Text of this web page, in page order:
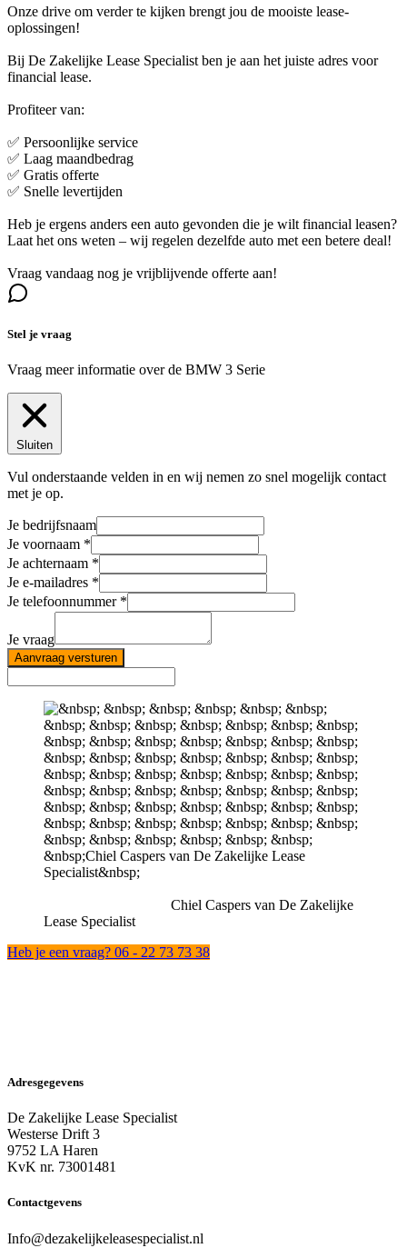
Onze drive om verder te kijken brengt jou de mooiste lease-
oplossingen!
Bij De Zakelijke Lease Specialist ben je aan het juiste adres voor
financial lease.
Profiteer van:
✅ Persoonlijke service
✅ Laag maandbedrag
✅ Gratis offerte
✅ Snelle levertijden
Heb je ergens anders een auto gevonden die je wilt financial leasen?
Laat het ons weten – wij regelen dezelfde auto met een betere deal!
Vraag vandaag nog je vrijblijvende offerte aan!
Stel je vraag
Vraag meer informatie over de BMW 3 Serie
Sluiten
Vul onderstaande velden in en wij nemen zo snel mogelijk contact
met je op.
Je bedrijfsnaam
Je voornaam
Je achternaam
Je e-mailadres
Je telefoonnummer
Je vraag
Aanvraag versturen
Chiel Caspers van De Zakelijke
Lease Specialist
Heb je een vraag? 06 - 22 73 73 38
Adresgegevens
De Zakelijke Lease Specialist
Westerse Drift 3
9752 LA Haren
KvK nr. 73001481
Contactgevens
Info@dezakelijkeleasespecialist.nl